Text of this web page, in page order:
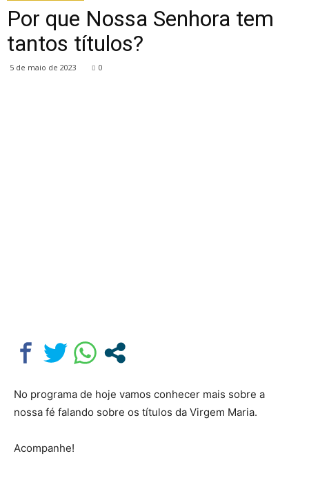
Por que Nossa Senhora tem
tantos títulos?
5 de maio de 2023 0
No programa de hoje vamos conhecer mais sobre a
nossa fé falando sobre os títulos da Virgem Maria.
Acompanhe!